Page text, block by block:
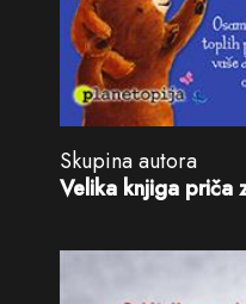
Skupina autora
Velika knjiga priča